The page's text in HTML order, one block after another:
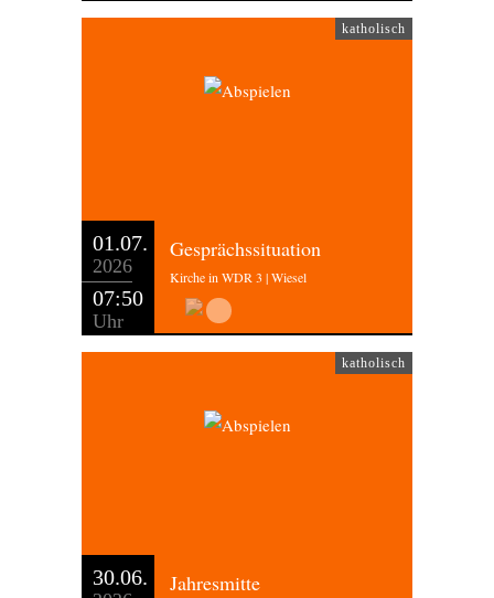
katholisch
01.07.
2026
07:50
Uhr
Gesprächssituation
Kirche in WDR 3 | Wiesel
katholisch
30.06. Jahresmitte